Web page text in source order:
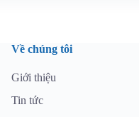
Về chúng tôi
Giới thiệu
Tin tức